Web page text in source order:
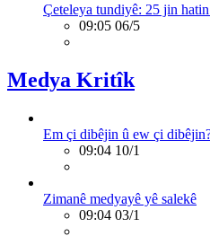
Çeteleya tundiyê: 25 jin
09:05 06/5
Medya Kritîk
Em çi dibêjin û ew çi
09:04 10/1
Zimanê medyayê yê salekê
09:04 03/1